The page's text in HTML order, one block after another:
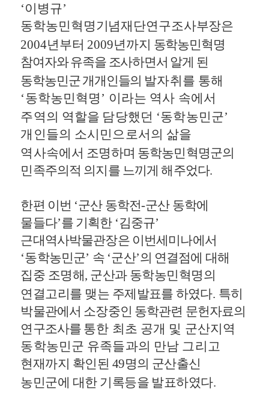
‘이병규’
동학농민혁명기념재단연구조사부장은
2004년부터 2009년까지 동학농민혁명
참여자와 유족을 조사하면서 알게 된
동학농민군 개개인들의 발자취를 통해
‘동학농민혁명’ 이라는 역사 속에서
주역의 역할을 담당했던 ‘동학농민군’
개인들의 소시민으로서의 삶을
역사속에서 조명하며 동학농민혁명군의
민족주의적 의지를 느끼게 해주었다.
한편 이번 ‘군산 동학전-군산 동학에
물들다’를 기획한 ‘김중규’
근대역사박물관장은 이번세미나에서
‘동학농민군’ 속 ‘군산’의 연결점에 대해
집중 조명해, 군산과 동학농민혁명의
연결고리를 맺는 주제발표를 하였다. 특히
박물관에서 소장중인 동학관련 문헌자료의
연구조사를 통한 최초 공개 및 군산지역
동학농민군 유족들과의 만남 그리고
현재까지 확인된 49명의 군산출신
농민군에 대한 기록등을 발표하였다.